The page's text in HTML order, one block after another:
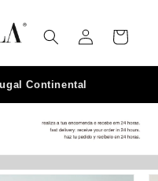
Iniciar
sessão
Carrinho
Continental